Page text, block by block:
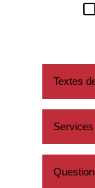
check_box_outline_blank
Textes